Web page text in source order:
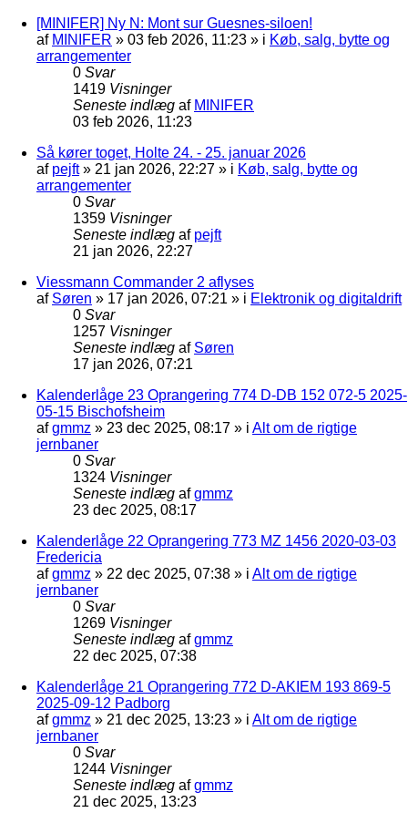
[MINIFER] Ny N: Mont sur Guesnes-siloen!
af MINIFER » 03 feb 2026, 11:23 » i Køb, salg, bytte og
arrangementer
0 Svar
1419 Visninger
Seneste indlæg af MINIFER
03 feb 2026, 11:23
Så kører toget, Holte 24. - 25. januar 2026
af pejft» 21 jan 2026, 22:27 » i Køb, salg, bytte og
arrangementer
0 Svar
1359 Visninger
Seneste indlæg af pejft
21 jan 2026, 22:27
Viessmann Commander 2 aflyses
af Søren » 17 jan 2026, 07:21 » i Elektronik og digitaldrift
0 Svar
1257 Visninger
Seneste indlæg af Søren
17 jan 2026, 07:21
Kalenderlåge 23 Oprangering 774 D-DB 152 072-5 2025-
05-15 Bischofsheim
afgmmz » 23 dec 2025, 08:17 » i Alt om de rigtige
jernbaner
0 Svar
1324 Visninger
Seneste indlæg afgmmz
23 dec 2025, 08:17
Kalenderlåge 22 Oprangering 773 MZ 1456 2020-03-03
Fredericia
afgmmz » 22 dec 2025, 07:38 » i Alt om de rigtige
jernbaner
0 Svar
1269 Visninger
Seneste indlæg afgmmz
22 dec 2025, 07:38
Kalenderlåge 21 Oprangering 772 D-AKIEM 193 869-5
2025-09-12 Padborg
afgmmz » 21 dec 2025, 13:23 » i Alt om de rigtige
jernbaner
0 Svar
1244 Visninger
Seneste indlæg afgmmz
21 dec 2025, 13:23